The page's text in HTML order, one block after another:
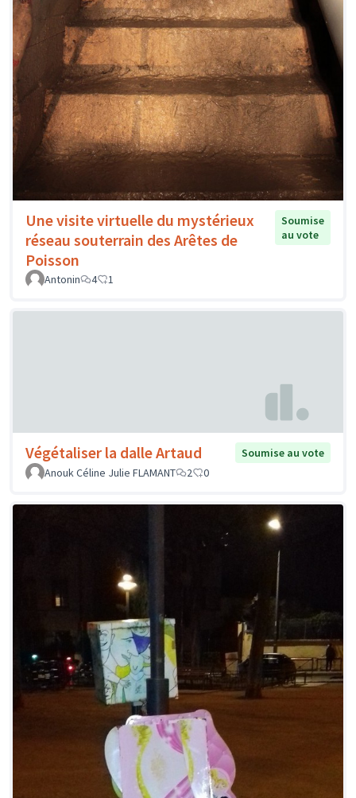
Une visite virtuelle du mystérieux
réseau souterrain des Arêtes de
Poisson
Soumise
au vote
Antonin 4 1
Végétaliser la dalle Artaud
Soumise au vote
Anouk Céline Julie FLAMANT
2 0